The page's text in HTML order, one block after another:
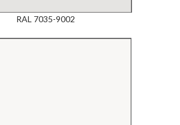
RAL 7035-9002